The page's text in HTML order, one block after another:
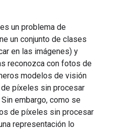
un problema de
un conjunto de clases
en las imágenes) y
reconozca con fotos de
modelos de visión
píxeles sin procesar
embargo, como se
de píxeles sin procesar
representación lo